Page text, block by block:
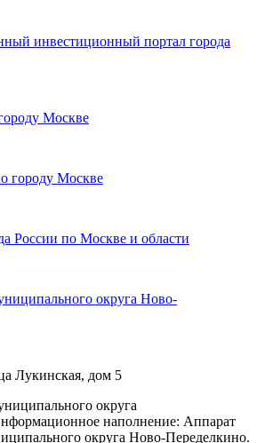
инвестиционный портал города
Москве
городу Москве
России по Москве и области
округа Ново-
Лукинская, дом 5
округа
наполнение: Аппарат
округа Ново-Переделкино.